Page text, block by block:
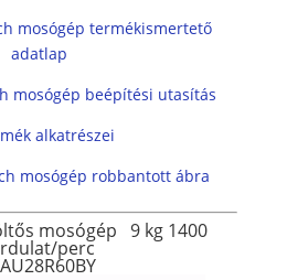
mosógép termékismertető
adatlap
mosógép beépítési utasítás
alkatrészei
mosógép robbantott ábra
mosógép 9 kg 1400
perc